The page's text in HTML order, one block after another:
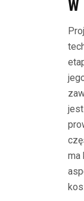
ma